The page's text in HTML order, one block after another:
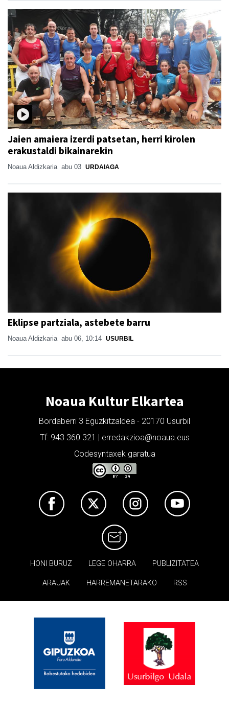
Jaien amaiera izerdi patsetan, herri kirolen
erakustaldi bikainarekin
Noaua Aldizkaria abu 03 URDAIAGA
Eklipse partziala, astebete barru
Noaua Aldizkaria abu 06, 10:14 USURBIL
Noaua Kultur Elkartea
Bordaberri 3 Eguzkitzaldea - 20170 Usurbil
Tf: 943 360 321 | erredakzioa@noaua.eus
Codesyntaxek garatua
HONI BURUZ LEGE OHARRA PUBLIZITATEA
ARAUAK HARREMANETARAKO RSS